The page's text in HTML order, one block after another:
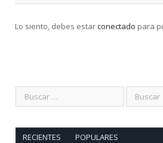
Lo siento, debes estarconectado para
RECIENTES POPULARES